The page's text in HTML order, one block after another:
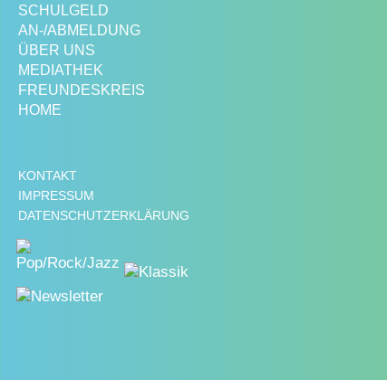
SCHULGELD
AN-/ABMELDUNG
ÜBER UNS
MEDIATHEK
FREUNDESKREIS
HOME
KONTAKT
IMPRESSUM
DATENSCHUTZERKLÄRUNG